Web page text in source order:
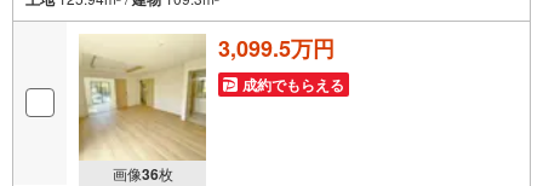
画像36枚
3,099.5万円
成約でもらえる